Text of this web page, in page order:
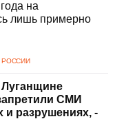
на
лишь примерно
РОССИИ
Луганщине
СМИ
и разрушениях, -